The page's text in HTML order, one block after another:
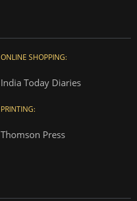
ONLINE SHOPPING:
India Today Diaries
PRINTING:
Thomson Press